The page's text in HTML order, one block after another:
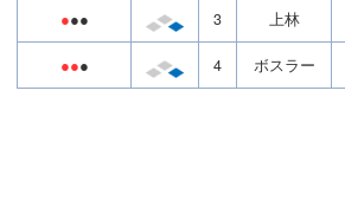
●●● 3 上林
●●● 4 ボスラー